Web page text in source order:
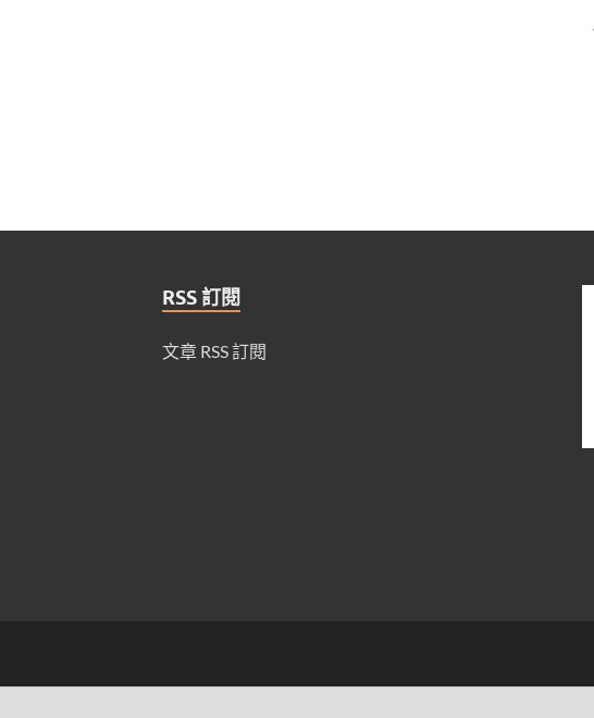
RSS 訂閱
文章 RSS 訂閱